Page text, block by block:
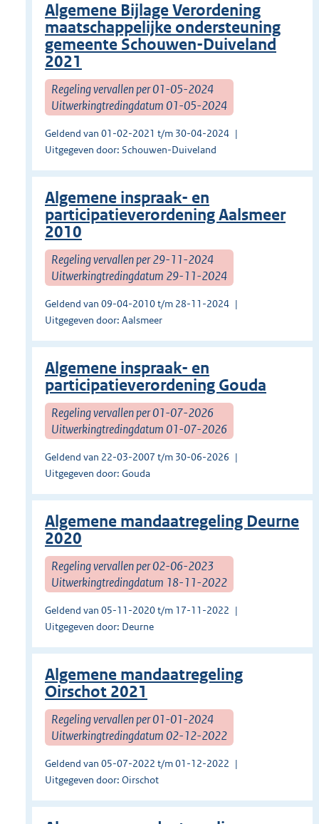
Algemene Bijlage Verordening
maatschappelijke ondersteuning
gemeente Schouwen-Duiveland
2021
Regeling vervallen per 01-05-2024
Uitwerkingtredingdatum 01-05-2024
Geldend van 01-02-2021 t/m 30-04-2024
Uitgegeven door: Schouwen-Duiveland
Algemene inspraak- en
participatieverordening Aalsmeer
2010
Regeling vervallen per 29-11-2024
Uitwerkingtredingdatum 29-11-2024
Geldend van 09-04-2010 t/m 28-11-2024
Uitgegeven door: Aalsmeer
Algemene inspraak- en
participatieverordening Gouda
Regeling vervallen per 01-07-2026
Uitwerkingtredingdatum 01-07-2026
Geldend van 22-03-2007 t/m 30-06-2026
Uitgegeven door: Gouda
Algemene mandaatregeling Deurne
2020
Regeling vervallen per 02-06-2023
Uitwerkingtredingdatum 18-11-2022
Geldend van 05-11-2020 t/m 17-11-2022
Uitgegeven door: Deurne
Algemene mandaatregeling
Oirschot 2021
Regeling vervallen per 01-01-2024
Uitwerkingtredingdatum 02-12-2022
Geldend van 05-07-2022 t/m 01-12-2022
Uitgegeven door: Oirschot